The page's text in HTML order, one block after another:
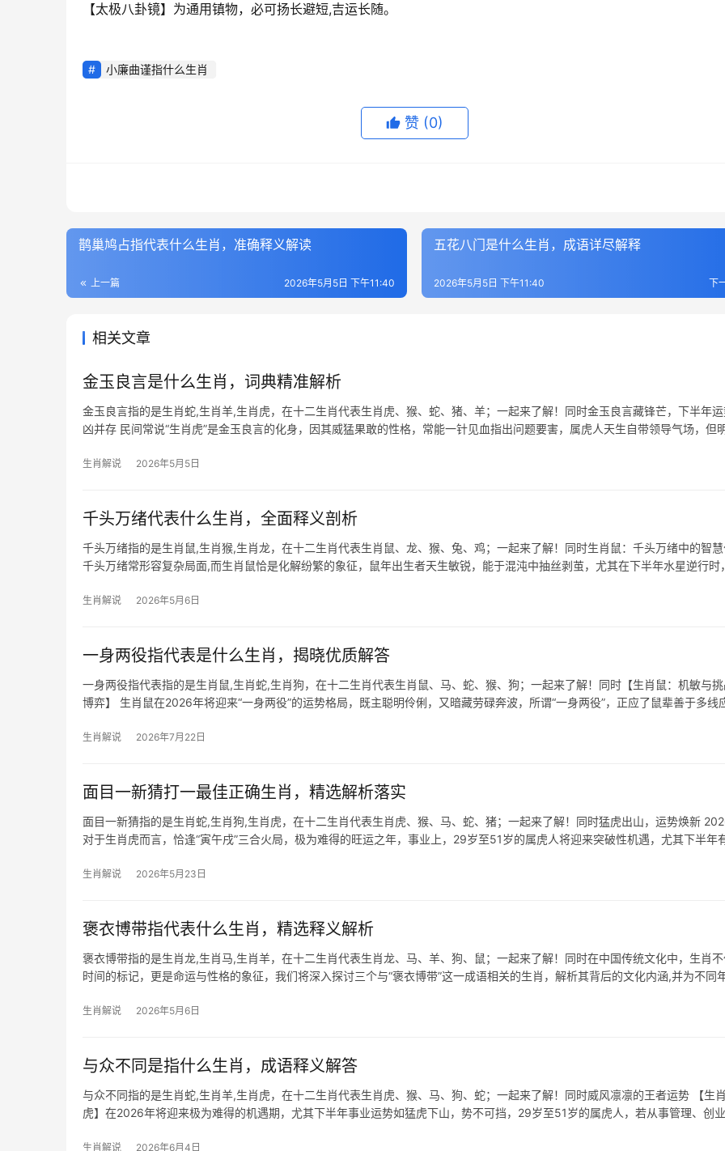
【太极八卦镜】为通用镇物，必可扬长避短,吉运长随。
小廉曲谨指什么生肖
赞 (0)
鹊巢鸠占指代表什么生肖，准确释义解读
上一篇 2026年5月5日 下午11:40
五花八门是什么生肖，成语详尽解释
下
2026年5月5日 下午11:40
相关文章
金玉良言是什么生肖，词典精准解析
金玉良言指的是生肖蛇,生肖羊,生肖虎，在十二生肖代表生肖虎、猴、蛇、猪、羊；一起来了解！同时金玉良言藏锋芒，下半年
凶并存 民间常说“生肖虎”是金玉良言的化身，因其威猛果敢的性格，常能一针见血指出问题要害，属虎人天生自带领导气场，但
生肖解说 2026年5月5日
千头万绪代表什么生肖，全面释义剖析
千头万绪指的是生肖鼠,生肖猴,生肖龙，在十二生肖代表生肖鼠、龙、猴、兔、鸡；一起来了解！同时生肖鼠：千头万绪中的智
千头万绪常形容复杂局面,而生肖鼠恰是化解纷繁的象征，鼠年出生者天生敏锐，能于混沌中抽丝剥茧，尤其在下半年水星逆行时
生肖解说 2026年5月6日
一身两役指代表是什么生肖，揭晓优质解答
一身两役指代表指的是生肖鼠,生肖蛇,生肖狗，在十二生肖代表生肖鼠、马、蛇、猴、狗；一起来了解！同时【生肖鼠：机敏与
博弈】 生肖鼠在2026年将迎来“一身两役”的运势格局，既主聪明伶俐，又暗藏劳碌奔波，所谓“一身两役”，正应了鼠辈善于多线
生肖解说 2026年7月22日
面目一新猜打一最佳正确生肖，精选解析落实
面目一新猜指的是生肖蛇,生肖狗,生肖虎，在十二生肖代表生肖虎、猴、马、蛇、猪；一起来了解！同时猛虎出山，运势焕新
对于生肖虎而言，恰逢“寅午戌”三合火局，极为难得的旺运之年，事业上，29岁至51岁的属虎人将迎来突破性机遇，尤其下半年
生肖解说 2026年5月23日
褒衣博带指代表什么生肖，精选释义解析
褒衣博带指的是生肖龙,生肖马,生肖羊，在十二生肖代表生肖龙、马、羊、狗、鼠；一起来了解！同时在中国传统文化中，生肖
时间的标记，更是命运与性格的象征，我们将深入探讨三个与“褒衣博带”这一成语相关的生肖，解析其背后的文化内涵,并为不同
生肖解说 2026年5月6日
与众不同是指什么生肖，成语释义解答
与众不同指的是生肖蛇,生肖羊,生肖虎，在十二生肖代表生肖虎、猴、马、狗、蛇；一起来了解！同时威风凛凛的王者运势 【生肖
虎】在2026年将迎来极为难得的机遇期，尤其下半年事业运势如猛虎下山，势不可挡，29岁至51岁的属虎人，若从事管理、创
生肖解说 2026年6月4日